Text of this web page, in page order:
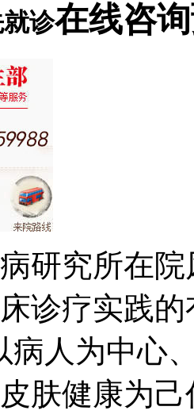
诊在线咨
研究所在
诊疗实践
病人为中心
肤健康为